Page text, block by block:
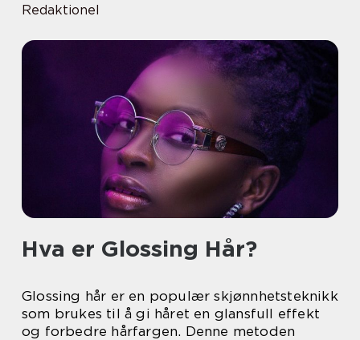
Redaktionel
Hva er Glossing Hår?
Glossing hår er en populær skjønnhetsteknikk
som brukes til å gi håret en glansfull effekt
og forbedre hårfargen. Denne metoden